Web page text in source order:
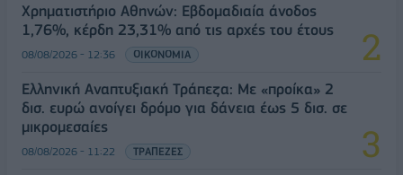
Χρηματιστήριο Αθηνών: Εβδομαδιαία άνοδος
1,76%, κέρδη 23,31% από τις αρχές του έτους
08/08/2026 - 12:36 ΟΙΚΟΝΟΜΙΑ
Ελληνική Αναπτυξιακή Τράπεζα: Με «προίκα» 2
δισ. ευρώ ανοίγει δρόμο για δάνεια έως 5 δισ. σε
μικρομεσαίες
08/08/2026 - 11:22 ΤΡΑΠΕΖΕΣ